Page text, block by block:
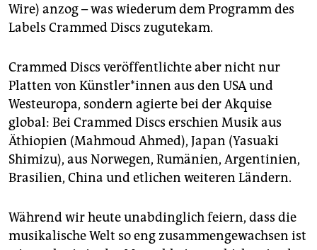
Wire) anzog – was wiederum dem Programm des
Labels Crammed Discs zugutekam.
Crammed Discs veröffentlichte aber nicht nur
Platten von Künst­le­r*in­nen aus den USA und
Westeuropa, sondern agierte bei der Akquise
global: Bei Crammed Discs erschien Musik aus
Äthiopien (Mahmoud Ahmed), Japan (Yasuaki
Shimizu), aus Norwegen, Rumänien, Argentinien,
Brasilien, China und etlichen weiteren Ländern.
Während wir heute unabdinglich feiern, dass die
musikalische Welt so eng zusammengewachsen ist